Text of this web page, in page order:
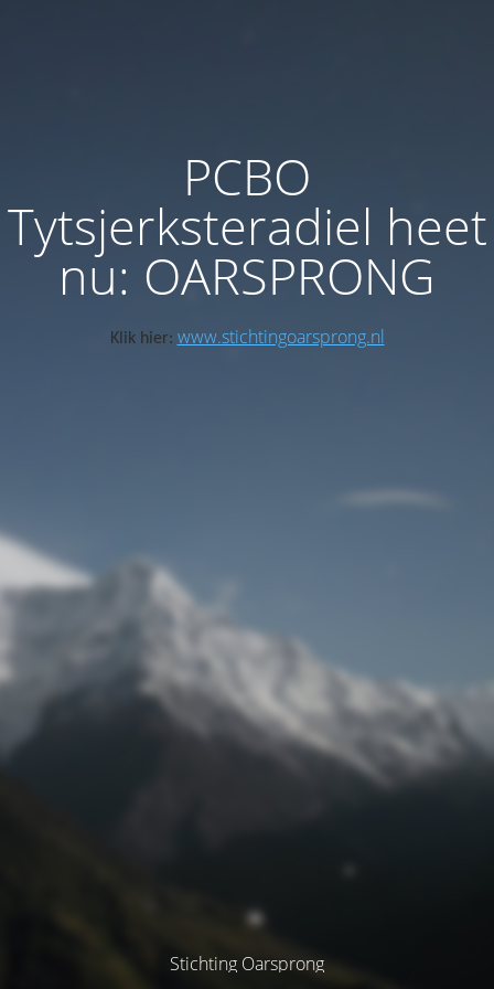
PCBO
Tytsjerksteradiel heet
nu: OARSPRONG
Klik hier: www.stichtingoarsprong.nl
Stichting Oarsprong